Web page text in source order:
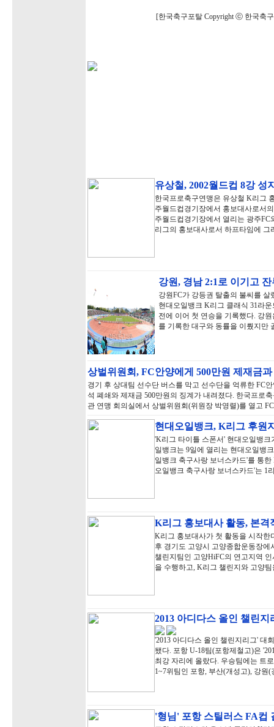
[한국축구포탈 Copyright ⓒ 한국축
유상철, 2002월드컵 8강
한국프로축구연맹은 유상철 K리그
주월드컵경기장에서 홍보대사로서
주월드컵경기장에서 열리는 광주
리그의 홍보대사로서 하프타임에
강원, 경남 2:1로 이기고
강원FC가 강등권 탈출의 불씨를
현대오일뱅크 K리그 클래식 31라
전에 이어 첫 연승을 기록했다. 강
를 기록한 대구와 동률을 이뤘지만
상벌위원회, FC안양에게 500만원 제재금
경기 후 상대팀 선수단 버스를 막고 선수단을 억류한 FC
석 폐쇄와 제재금 500만원의 징계가 내려졌다. 한국프로
관 연맹 회의실에서 상벌위원회(위원장 박영렬)를 열고
현대오일뱅크, K리그 후원
'K리그 타이틀 스폰서' 현대오일뱅
일뱅크는 9일에 열리는 현대오일뱅
일뱅크 축구사랑 보너스카드'를 통
오일뱅크 축구사랑 보너스카드'는 1
K리그 홍보대사 활동, 본
K리그 홍보대사가 첫 활동을 시작한
후 경기도 고양시 고양종합운동장
챌린지팀인 고양HiFC의 연고지역
을 수행하고, K리그 챌린지와 고양
2013 아디다스 올인 챌린
'2013 아디다스 올인 챌린지리그' 대
됐다. 포항 U-18팀(포항제철고)은
최강 자리에 올랐다. 우승팀에는 트
1~7위팀인 포항, 부산(개성고), 강원
'형님' 포항 스틸러스 FA컵